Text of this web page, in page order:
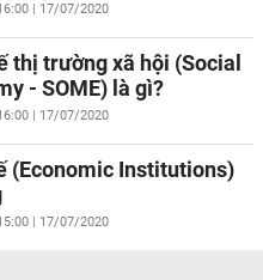
| 17/07/2020
thị trường xã hội (Social
- SOME) là gì?
| 17/07/2020
(Economic Institutions)
| 17/07/2020